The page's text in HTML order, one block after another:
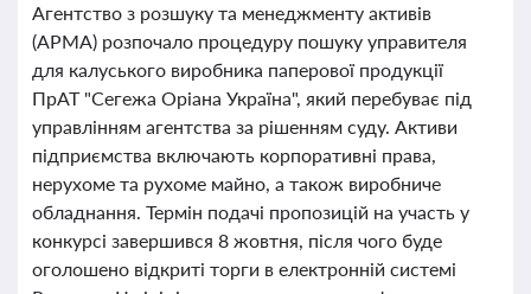
Агентство з розшуку та менеджменту активів
(АРМА) розпочало процедуру пошуку управителя
для калуського виробника паперової продукції
ПрАТ "Сегежа Оріана Україна", який перебуває під
управлінням агентства за рішенням суду. Активи
підприємства включають корпоративні права,
нерухоме та рухоме майно, а також виробниче
обладнання. Термін подачі пропозицій на участь у
конкурсі завершився 8 жовтня, після чого буде
оголошено відкриті торги в електронній системі